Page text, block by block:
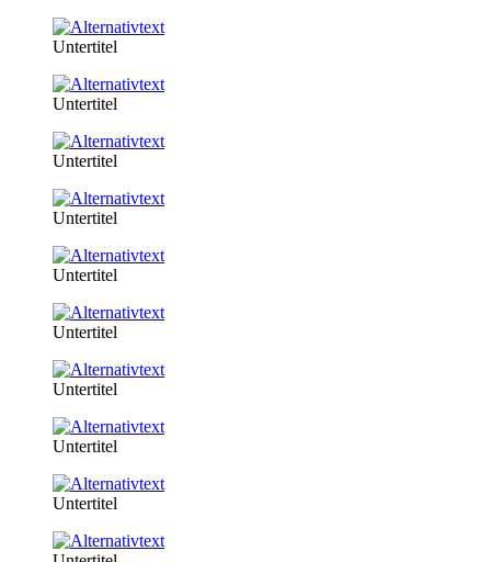
Untertitel
Untertitel
Untertitel
Untertitel
Untertitel
Untertitel
Untertitel
Untertitel
Untertitel